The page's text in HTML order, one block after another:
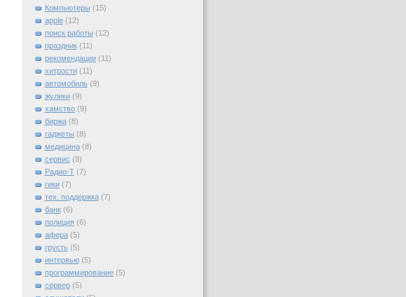
Компьютеры (15)
apple (12)
поиск работы (12)
праздник (11)
рекомендации (11)
хитрости (11)
автомобиль (9)
жулики (9)
хамство (9)
биржа (8)
гаджеты (8)
медицина (8)
сервис (8)
Радио-Т (7)
гики (7)
тех. поддержка (7)
банк (6)
полиция (6)
афера (5)
грусть (5)
интервью (5)
программирование (5)
сервер (5)